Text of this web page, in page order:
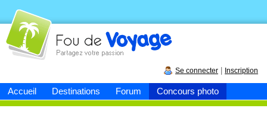
Accueil Destinations Forum Concours photo
Fou devoyage
Se connecter Inscription